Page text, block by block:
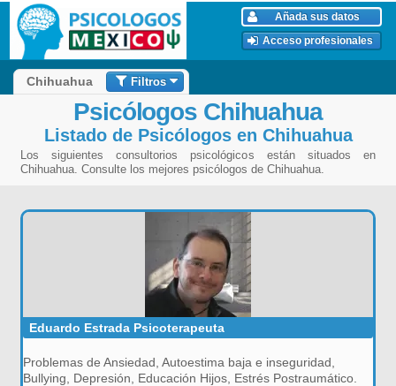
Añada sus datos
Acceso profesionales
Chihuahua Filtros
Psicólogos Chihuahua
Listado de Psicólogos en Chihuahua
Los siguientes consultorios psicológicos están situados en
Chihuahua. Consulte los mejores psicólogos de Chihuahua.
Eduardo Estrada Psicoterapeuta
Problemas de Ansiedad, Autoestima baja e inseguridad,
Bullying, Depresión, Educación Hijos, Estrés Postraumático.